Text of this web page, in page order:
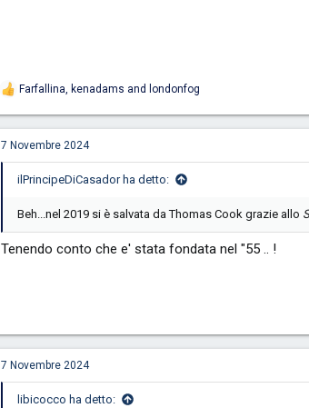
R
c
t
Farfallina, kenadams and londonfog
7 Novembre 2024
ilPrincipeDiCasador ha detto:
Beh...nel 2019 si è salvata da Thomas Cook grazie allo
Tenendo conto che e' stata fondata nel "55 .. !
7 Novembre 2024
libicocco ha detto: